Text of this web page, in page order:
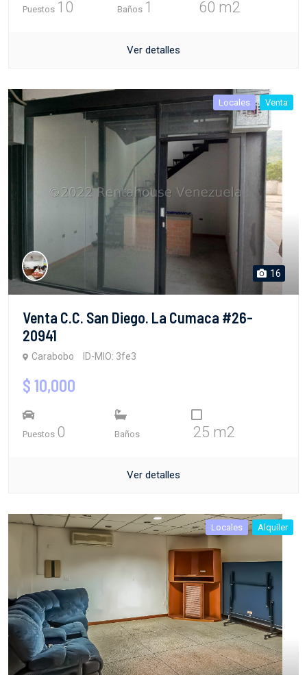
Puestos 10 Baños 1 60 m2
Ver detalles
Locales Venta
16
Venta C.C. San Diego. La Cumaca #26-
20941
Carabobo ID-MIO: 3fe3
$ 10,000
Puestos 0 Baños 25 m2
Ver detalles
Locales Alquiler